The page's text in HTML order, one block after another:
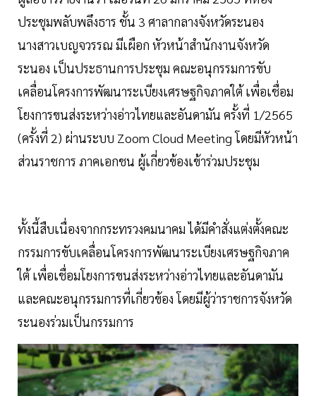
ประชุมพลับพลึงธาร ชั้น 3 ศาลากลางจังหวัดระนอง
นางสาวเบญจวรรณ มีเผือก หัวหน้าสำนักงานจังหวัด
ระนอง เป็นประธานการประชุม คณะอนุกรรมการขับ
เคลื่อนโครงการพัฒนาระเบียงเศรษฐกิจภาคใต้ เพื่อเชื่อม
โยงการขนส่งระหว่างอ่าวไทยและอันดามัน ครั้งที่ 1/2565
(ครั้งที่ 2) ผ่านระบบ Zoom Cloud Meeting โดยมีหัวหน้า
ส่วนราชการ ภาคเอกชน ผู้เกี่ยวข้องเข้าร่วมประชุม
ทั้งนี้สืบเนื่องจากกระทรวงคมนาคม ได้มีคำสั่งแต่งตั้งคณะ
กรรมการขับเคลื่อนโครงการพัฒนาระเบียงเศรษฐกิจภาค
ใต้ เพื่อเชื่อมโยงการขนส่งระหว่างอ่าวไทยและอันดามัน
และคณะอนุกรรมการที่เกี่ยวข้อง โดยมีผู้ว่าราชการจังหวัด
ระนองร่วมเป็นกรรมการ